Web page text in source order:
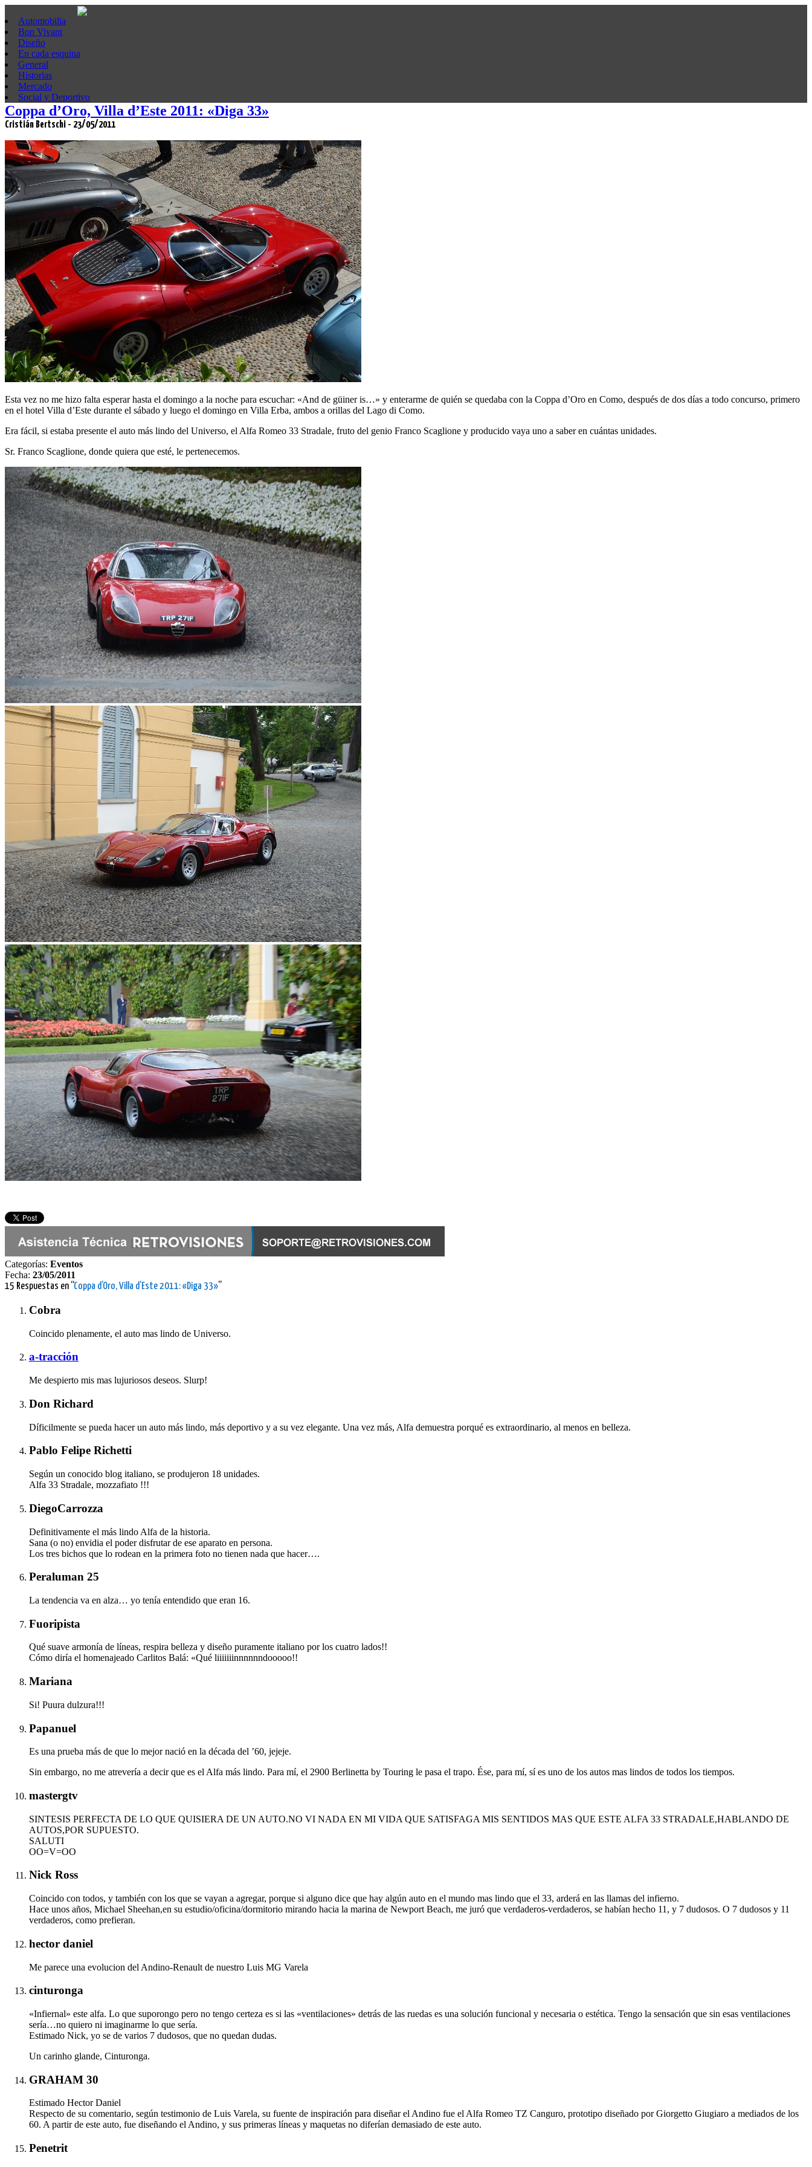
Automobilia
Bon Vivant
Diseño
En cada esquina
General
Historias
Mercado
Social y Deportivo
Coppa d’Oro, Villa d’Este 2011: «Diga 33»
Cristián Bertschi - 23/05/2011
Esta vez no me hizo falta esperar hasta el domingo a la noche para escuchar: «And de güiner is…» y enterarme de quién se quedaba con la Coppa d’Oro en Como, después de dos días a todo concurso, primero
en el hotel Villa d’Este durante el sábado y luego el domingo en Villa Erba, ambos a orillas del Lago di Como.
Era fácil, si estaba presente el auto más lindo del Universo, el Alfa Romeo 33 Stradale, fruto del genio Franco Scaglione y producido vaya uno a saber en cuántas unidades.
Sr. Franco Scaglione, donde quiera que esté, le pertenecemos.
Categorías: Eventos
Fecha: 23/05/2011
15 Respuestas en “Coppa d’Oro, Villa d’Este 2011: «Diga 33»”
Cobra
Coincido plenamente, el auto mas lindo de Universo.
a-tracción
Me despierto mis mas lujuriosos deseos. Slurp!
Don Richard
Díficilmente se pueda hacer un auto más lindo, más deportivo y a su vez elegante. Una vez más, Alfa demuestra porqué es extraordinario, al menos en belleza.
Pablo Felipe Richetti
Según un conocido blog italiano, se produjeron 18 unidades.
Alfa 33 Stradale, mozzafiato !!!
DiegoCarrozza
Definitivamente el más lindo Alfa de la historia.
Sana (o no) envidia el poder disfrutar de ese aparato en persona.
Los tres bichos que lo rodean en la primera foto no tienen nada que hacer….
Peraluman 25
La tendencia va en alza… yo tenía entendido que eran 16.
Fuoripista
Qué suave armonía de líneas, respira belleza y diseño puramente italiano por los cuatro lados!!
Cómo diría el homenajeado Carlitos Balá: «Qué liiiiiiinnnnnndooooo!!
Mariana
Si! Puura dulzura!!!
Papanuel
Es una prueba más de que lo mejor nació en la década del ’60, jejeje.
Sin embargo, no me atrevería a decir que es el Alfa más lindo. Para mí, el 2900 Berlinetta by Touring le pasa el trapo. Ése, para mí, sí es uno de los autos mas lindos de todos los tiempos.
mastergtv
SINTESIS PERFECTA DE LO QUE QUISIERA DE UN AUTO.NO VI NADA EN MI VIDA QUE SATISFAGA MIS SENTIDOS MAS QUE ESTE ALFA 33 STRADALE,HABLANDO DE
AUTOS,POR SUPUESTO.
SALUTI
OO=V=OO
Nick Ross
Coincido con todos, y también con los que se vayan a agregar, porque si alguno dice que hay algún auto en el mundo mas lindo que el 33, arderá en las llamas del infierno.
Hace unos años, Michael Sheehan,en su estudio/oficina/dormitorio mirando hacia la marina de Newport Beach, me juró que verdaderos-verdaderos, se habían hecho 11, y 7 dudosos. O 7 dudosos y 11
verdaderos, como prefieran.
hector daniel
Me parece una evolucion del Andino-Renault de nuestro Luis MG Varela
cinturonga
«Infiernal» este alfa. Lo que suporongo pero no tengo certeza es si las «ventilaciones» detrás de las ruedas es una solución funcional y necesaria o estética. Tengo la sensación que sin esas ventilaciones
sería…no quiero ni imaginarme lo que sería.
Estimado Nick, yo se de varios 7 dudosos, que no quedan dudas.
Un carinho glande, Cinturonga.
GRAHAM 30
Estimado Hector Daniel
Respecto de su comentario, según testimonio de Luis Varela, su fuente de inspiración para diseñar el Andino fue el Alfa Romeo TZ Canguro, prototipo diseñado por Giorgetto Giugiaro a mediados de los
60. A partir de este auto, fue diseñando el Andino, y sus primeras líneas y maquetas no diferían demasiado de este auto.
Penetrit